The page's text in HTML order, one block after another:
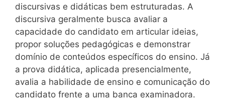
discursivas e didáticas bem estruturadas. A
discursiva geralmente busca avaliar a
capacidade do candidato em articular ideias,
propor soluções pedagógicas e demonstrar
domínio de conteúdos específicos do ensino. Já
a prova didática, aplicada presencialmente,
avalia a habilidade de ensino e comunicação do
candidato frente a uma banca examinadora.